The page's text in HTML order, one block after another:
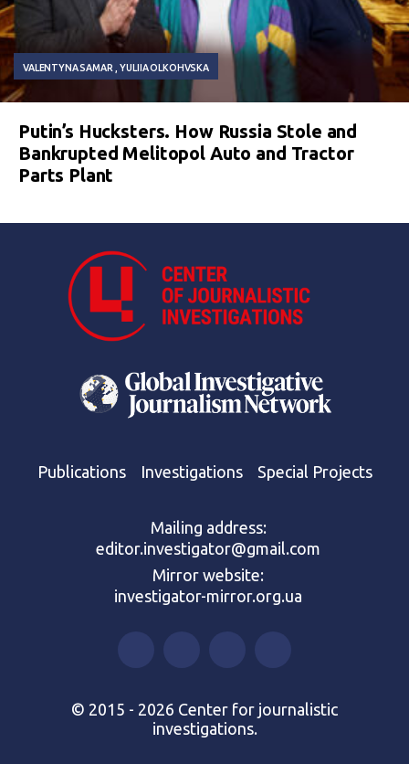
VALENTYNA SAMAR YULIIA OLKOHVSKA
Putin’s Hucksters. How Russia Stole and
Bankrupted Melitopol Auto and Tractor
Parts Plant
Publications Investigations Special Projects
Mailing address:
editor.investigator@gmail.com
Mirror website:
investigator-mirror.org.ua
© 2015 - 2026 Center for journalistic
investigations.